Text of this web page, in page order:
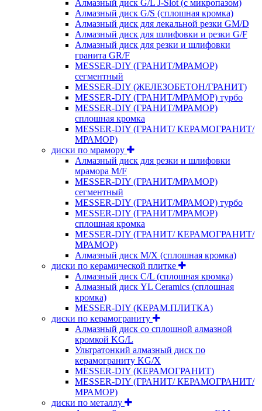
Алмазный диск G/L J-Slot (с микропазом)
Алмазный диск G/S (сплошная кромка)
Алмазный диск для лекальной резки GM/D
Алмазный диск для шлифовки и резки G/F
Алмазный диск для резки и шлифовки
гранита GR/F
MESSER-DIY (ГРАНИТ/МРАМОР)
сегментный
MESSER-DIY (ЖЕЛЕЗОБЕТОН/ГРАНИТ)
MESSER-DIY (ГРАНИТ/МРАМОР) турбо
MESSER-DIY (ГРАНИТ/МРАМОР)
сплошная кромка
MESSER-DIY (ГРАНИТ/ КЕРАМОГРАНИТ/
МРАМОР)
диски по мрамору
Алмазный диск для резки и шлифовки
мрамора M/F
MESSER-DIY (ГРАНИТ/МРАМОР)
сегментный
MESSER-DIY (ГРАНИТ/МРАМОР) турбо
MESSER-DIY (ГРАНИТ/МРАМОР)
сплошная кромка
MESSER-DIY (ГРАНИТ/ КЕРАМОГРАНИТ/
МРАМОР)
Алмазный диск M/X (сплошная кромка)
диски по керамической плитке
Алмазный диск C/L (сплошная кромка)
Алмазный диск YL Ceramics (сплошная
кромка)
MESSER-DIY (КЕРАМ.ПЛИТКА)
диски по керамограниту
Алмазный диск со сплошной алмазной
кромкой KG/L
Ультратонкий алмазный диск по
керамограниту KG/X
MESSER-DIY (КЕРАМОГРАНИТ)
MESSER-DIY (ГРАНИТ/ КЕРАМОГРАНИТ/
МРАМОР)
диски по металлу